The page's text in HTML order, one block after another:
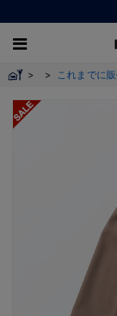
> > これまでに